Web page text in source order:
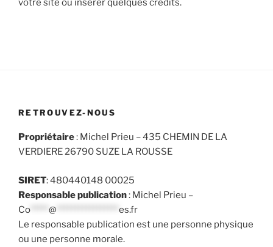
votre site ou insérer quelques crédits.
RETROUVEZ-NOUS
Propriétaire: Michel Prieu – 435 CHEMIN DE LA
VERDIERE 26790 SUZE LA ROUSSE
SIRET: 480440148 00025
Responsable publication: Michel Prieu –
Co
@
es.fr
Le responsable publication est une personne physique
ou une personne morale.